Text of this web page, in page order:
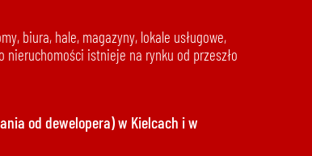
biura, hale, magazyny, lokale usługowe,
istnieje na rynku od przeszło
od dewelopera) w Kielcach i w